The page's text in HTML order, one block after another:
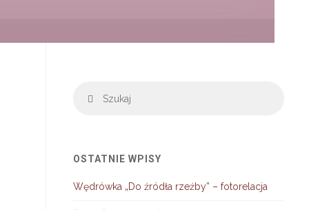
Szukaj
OSTATNIE WPISY
Wędrówka „Do źródła rzeźby” – fotorelacja